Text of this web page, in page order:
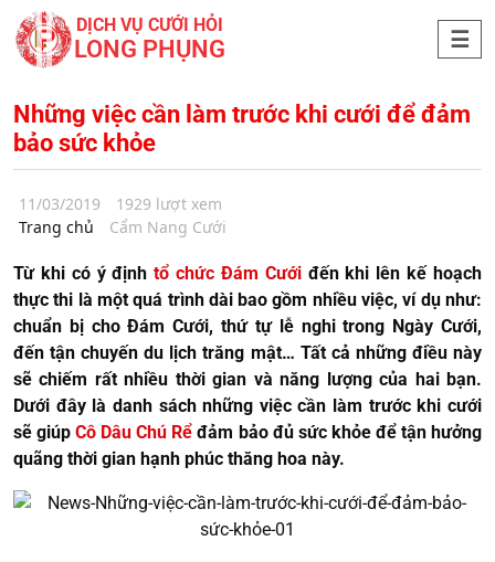
DỊCH VỤ CƯỚI HỎI
LONG PHỤNG
Những việc cần làm trước khi cưới để đảm
bảo sức khỏe
11/03/2019
1929 lượt xem
Trang chủ
Cẩm Nang Cưới
Từ khi có ý địnhtổ chức Đám Cướiđến khi lên kế hoạch
thực thi là một quá trình dài bao gồm nhiều việc, ví dụ như:
chuẩn bị cho Đám Cưới, thứ tự lễ nghi trong Ngày Cưới,
đến tận chuyến du lịch trăng mật… Tất cả những điều này
sẽ chiếm rất nhiều thời gian và năng lượng của hai bạn.
Dưới đây là danh sách những việc cần làm trước khi cưới
sẽ giúpCô Dâu Chú Rể đảm bảo đủ sức khỏe để tận hưởng
quãng thời gian hạnh phúc thăng hoa này.